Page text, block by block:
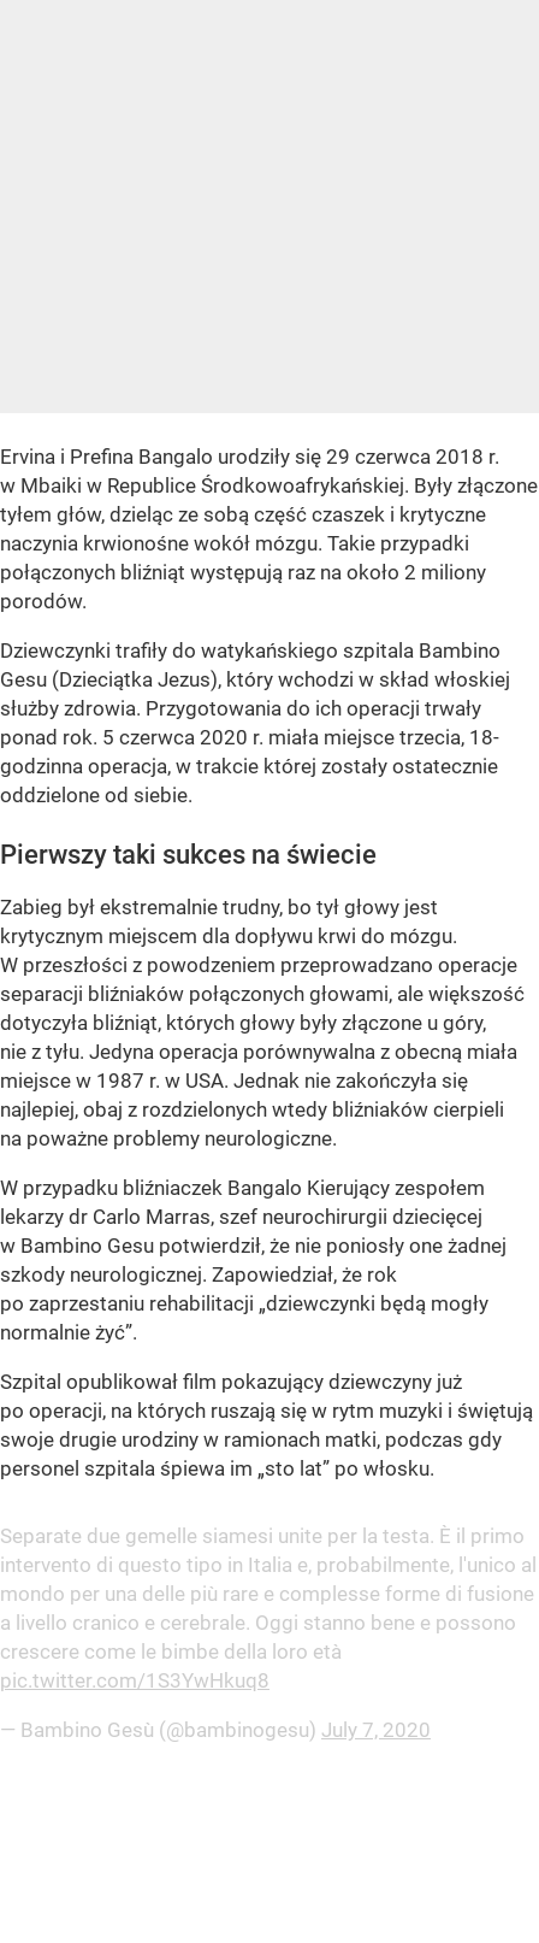
Ervina i Prefina Bangalo urodziły się 29 czerwca 2018 r.
w Mbaiki w Republice Środkowoafrykańskiej. Były złączone
tyłem głów, dzieląc ze sobą część czaszek i krytyczne
naczynia krwionośne wokół mózgu. Takie przypadki
połączonych bliźniąt występują raz na około 2 miliony
porodów.
Dziewczynki trafiły do watykańskiego szpitala Bambino
Gesu (Dzieciątka Jezus), który wchodzi w skład włoskiej
służby zdrowia. Przygotowania do ich operacji trwały
ponad rok. 5 czerwca 2020 r. miała miejsce trzecia, 18-
godzinna operacja, w trakcie której zostały ostatecznie
oddzielone od siebie.
Pierwszy taki sukces na świecie
Zabieg był ekstremalnie trudny, bo tył głowy jest
krytycznym miejscem dla dopływu krwi do mózgu.
W przeszłości z powodzeniem przeprowadzano operacje
separacji bliźniaków połączonych głowami, ale większość
dotyczyła bliźniąt, których głowy były złączone u góry,
nie z tyłu. Jedyna operacja porównywalna z obecną miała
miejsce w 1987 r. w USA. Jednak nie zakończyła się
najlepiej, obaj z rozdzielonych wtedy bliźniaków cierpieli
na poważne problemy neurologiczne.
W przypadku bliźniaczek Bangalo Kierujący zespołem
lekarzy dr Carlo Marras, szef neurochirurgii dziecięcej
w Bambino Gesu potwierdził, że nie poniosły one żadnej
szkody neurologicznej. Zapowiedział, że ​​rok
po zaprzestaniu rehabilitacji „dziewczynki będą mogły
normalnie żyć”.
Szpital opublikował film pokazujący dziewczyny już
po operacji, na których ruszają się w rytm muzyki i świętują
swoje drugie urodziny w ramionach matki, podczas gdy
personel szpitala śpiewa im „sto lat” po włosku.
Separate due gemelle siamesi unite per la testa. È il primo
intervento di questo tipo in Italia e, probabilmente, l'unico al
mondo per una delle più rare e complesse forme di fusione
a livello cranico e cerebrale. Oggi stanno bene e possono
crescere come le bimbe della loro età
pic.twitter.com/1S3YwHkuq8
— Bambino Gesù (@bambinogesu) July 7, 2020